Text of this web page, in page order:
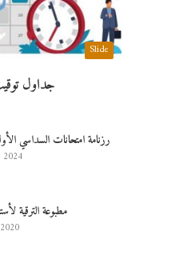
latérale)
Slide
جداول توقيت
رزنامة امتحانات السداسي الأول2024/
2024
مطبوعة الترقية